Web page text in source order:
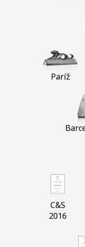
Paríž
C&S
2016